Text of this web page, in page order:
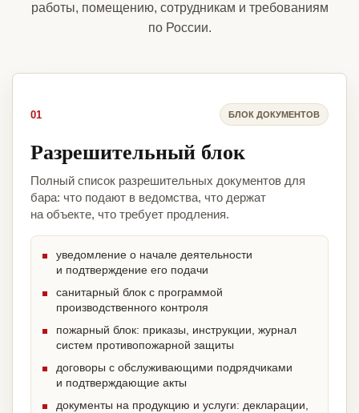
работы, помещению, сотрудникам и требованиям
по России.
01 БЛОК ДОКУМЕНТОВ
Разрешительный блок
Полный список разрешительных документов для
бара: что подают в ведомства, что держат
на объекте, что требует продления.
уведомление о начале деятельности
и подтверждение его подачи
санитарный блок с программой
производственного контроля
пожарный блок: приказы, инструкции, журнал
систем противопожарной защиты
договоры с обслуживающими подрядчиками
и подтверждающие акты
документы на продукцию и услуги: декларации,